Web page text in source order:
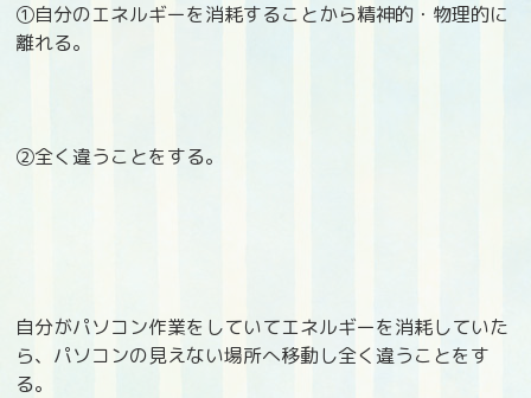
➀自分のエネルギーを消耗することから精神的・物理的に
離れる。
②全く違うことをする。
自分がパソコン作業をしていてエネルギーを消耗していた
ら、パソコンの見えない場所へ移動し全く違うことをす
る。